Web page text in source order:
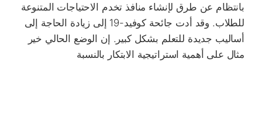
بانتظام عن طرق لإنشاء منافذ تخدم الاحتياجات المتنوعة
للطلاب. وقد أدت جائحة كوفيد-19 إلى زيادة الحاجة إلى
أساليب جديدة للتعلم بشكل كبير. إن الوضع الحالي خير
مثال على أهمية استراتيجية الابتكار بالنسبة